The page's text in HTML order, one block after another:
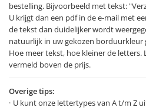
bestelling. Bijvoorbeeld met tekst:
U krijgt dan een pdf in de e-mail met
de tekst dan duidelijker wordt
natuurlijk in uw gekozen borduurkleur
Hoe meer tekst, hoe kleiner de
vermeld boven de prijs.
Overige tips:
U kunt onze lettertypes van A t/m Z